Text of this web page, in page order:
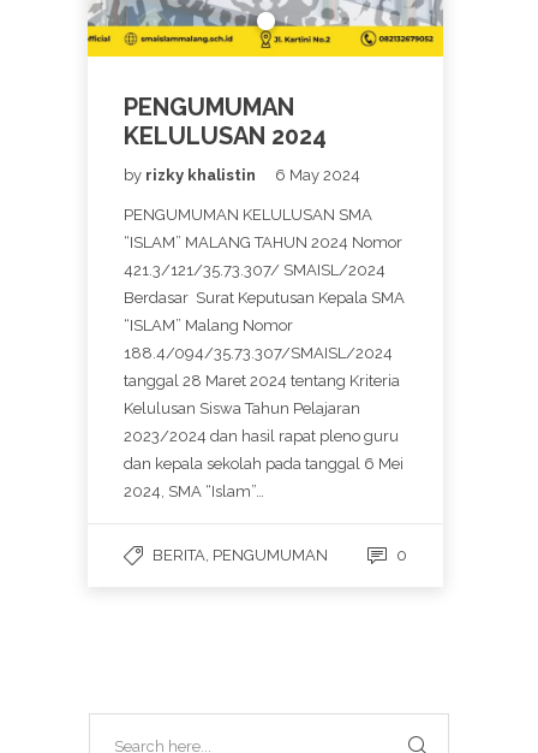
PENGUMUMAN
KELULUSAN 2024
by rizky khalistin 6 May 2024
PENGUMUMAN KELULUSAN SMA
“ISLAM” MALANG TAHUN 2024 Nomor
421.3/121/35.73.307/ SMAISL/2024
Berdasar Surat Keputusan Kepala SMA
“ISLAM” Malang Nomor
188.4/094/35.73.307/SMAISL/2024
tanggal 28 Maret 2024 tentang Kriteria
Kelulusan Siswa Tahun Pelajaran
2023/2024 dan hasil rapat pleno guru
dan kepala sekolah pada tanggal 6 Mei
2024, SMA “Islam”…
BERITA, PENGUMUMAN 0